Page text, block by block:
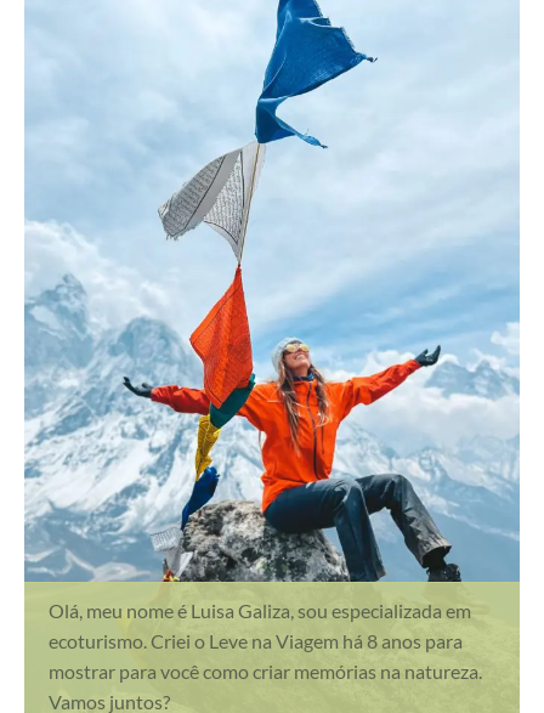
Olá, meu nome é Luisa Galiza, sou especializada em
ecoturismo. Criei o Leve na Viagem há 8 anos para
mostrar para você como criar memórias na natureza.
Vamos juntos?